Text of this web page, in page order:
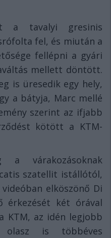
a tavalyi gresinis
fel, és miután a
fellépni a gyári
mellett döntött.
is üresedik egy hely,
a bátyja, Marc mellé
szerint az ifjabb
kötött a KTM-
várakozásoknak
szatellit istállótól,
elköszönő Di
érkezését két órával
KTM, az idén legjobb
olasz is többéves